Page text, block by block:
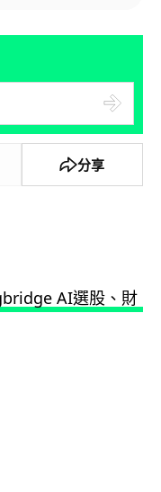
分享